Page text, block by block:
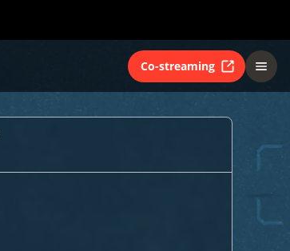
Co-streaming